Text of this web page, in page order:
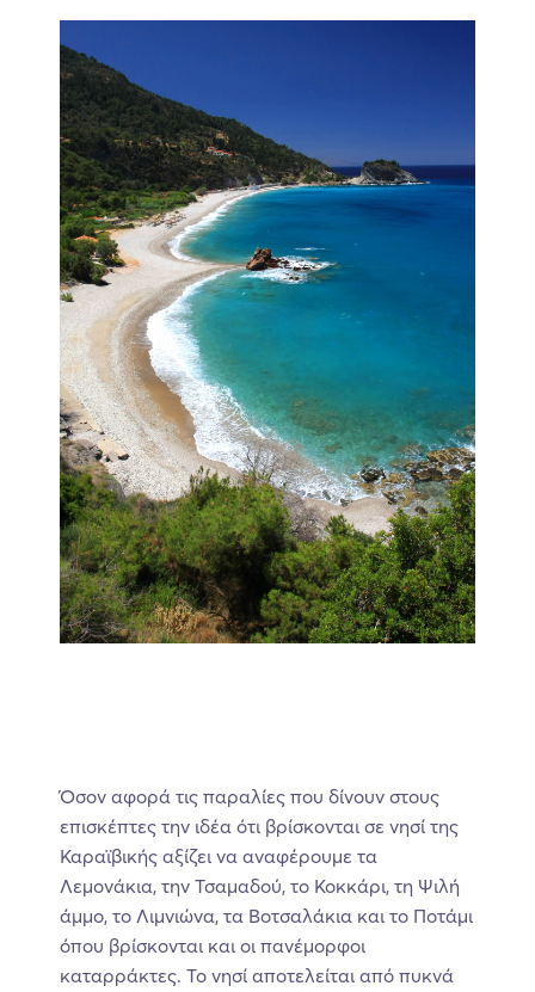
Όσον αφορά τις παραλίες που δίνουν στους
επισκέπτες την ιδέα ότι βρίσκονται σε νησί της
Καραϊβικής αξίζει να αναφέρουμε τα
Λεμονάκια, την Τσαμαδού, το Κοκκάρι, τη Ψιλή
άμμο, το Λιμνιώνα, τα Βοτσαλάκια και το Ποτάμι
όπου βρίσκονται και οι πανέμορφοι
καταρράκτες. Το νησί αποτελείται από πυκνά